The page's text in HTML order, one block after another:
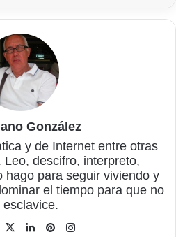
González
y de Internet entre otras
Leo, descifro, interpreto,
hago para seguir viviendo y
el tiempo para que no
esclavice.
Facebook
X LinkedInPinterest